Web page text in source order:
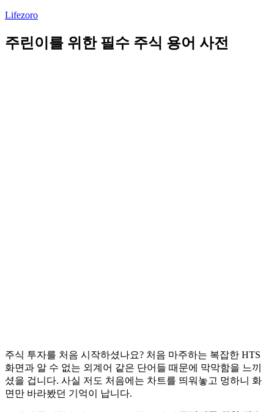
Lifezoro
주린이를 위한 필수 주식 용어 사전
주식 투자를 처음 시작하셨나요? 처음 마주하는 복잡한 HTS
화면과 알 수 없는 외계어 같은 단어들 때문에 막막함을 느끼
셨을 겁니다. 사실 저도 처음에는 차트를 띄워놓고 멍하니 화
면만 바라봤던 기억이 납니다.